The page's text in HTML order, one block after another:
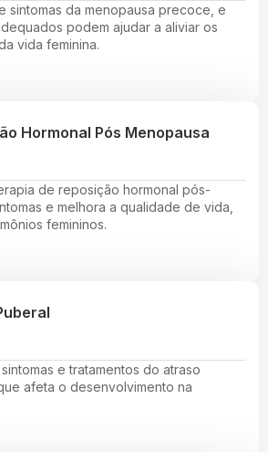
sintomas da menopausa precoce, e
podem ajudar a aliviar os
vida feminina.
Hormonal Pós Menopausa
de reposição hormonal pós-
e melhora a qualidade de vida,
femininos.
e tratamentos do atraso
afeta o desenvolvimento na